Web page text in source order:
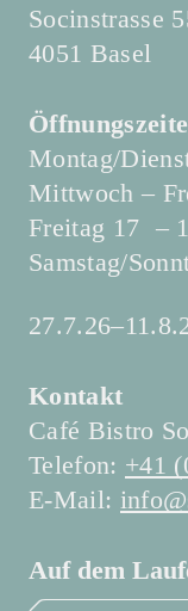
Socinstrasse
4051 Basel
Montag/
Mittwoch –
Freitag 17 –
Samstag/
Kontakt
Café Bistro
Telefon: +41
E-Mail:
Auf dem